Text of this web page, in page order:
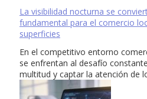
La visibilidad nocturna se
fundamental para el comercio
superficies
En el competitivo entorno
se enfrentan al desafío
multitud y captar la atención de